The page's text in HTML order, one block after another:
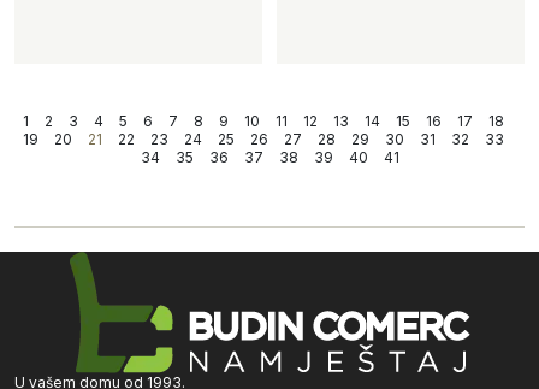
1 2 3 4 5 6 7 8 9 10 11 12 13 14 15 16 17
18
19
20 21 22 23 24 25 26 27 28 29 30 31 32
33
34
35 36 37 38 39 40 41
U vašem domu od 1993.